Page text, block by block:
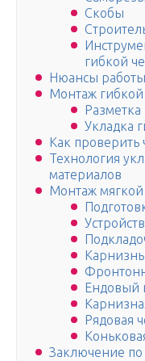
Скобы
гибкой
Нюансы работы
Монтаж
Разметка
Укладка
Как проверить
Технология
материалов
Монтаж
Ендовый
Рядовая
Заключение по